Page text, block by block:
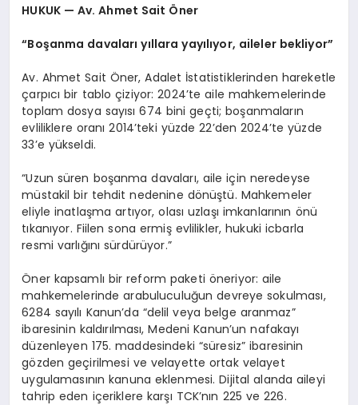
HUKUK — Av. Ahmet Sait Öner
“Boşanma davaları yıllara yayılıyor, aileler bekliyor”
Av. Ahmet Sait Öner, Adalet İstatistiklerinden hareketle
çarpıcı bir tablo çiziyor: 2024’te aile mahkemelerinde
toplam dosya sayısı 674 bini geçti; boşanmaların
evliliklere oranı 2014’teki yüzde 22’den 2024’te yüzde
33’e yükseldi.
“Uzun süren boşanma davaları, aile için neredeyse
müstakil bir tehdit nedenine dönüştü. Mahkemeler
eliyle inatlaşma artıyor, olası uzlaşı imkanlarının önü
tıkanıyor. Fiilen sona ermiş evlilikler, hukuki icbarla
resmi varlığını sürdürüyor.”
Öner kapsamlı bir reform paketi öneriyor: aile
mahkemelerinde arabuluculuğun devreye sokulması,
6284 sayılı Kanun’da “delil veya belge aranmaz”
ibaresinin kaldırılması, Medeni Kanun’un nafakayı
düzenleyen 175. maddesindeki “süresiz” ibaresinin
gözden geçirilmesi ve velayette ortak velayet
uygulamasının kanuna eklenmesi. Dijital alanda aileyi
tahrip eden içeriklere karşı TCK’nın 225 ve 226.